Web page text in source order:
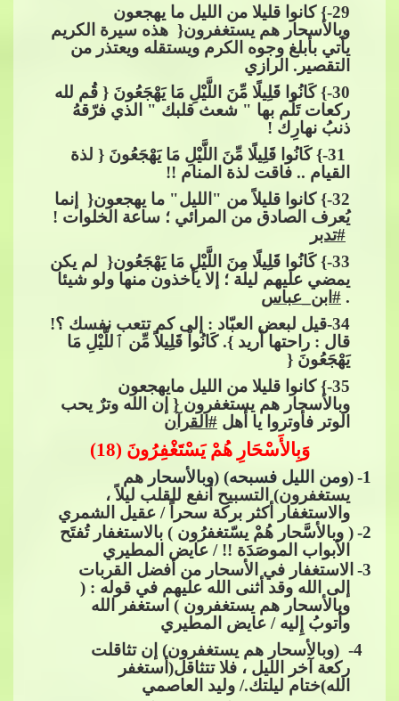
29-} كانوا قليلا من الليل ما يهجعون
وبالأسحار هم يستغفرون{ ​​ هذه سيرة الكريم
يأتي بأبلغ وجوه الكرم ويستقله ويعتذر من
التقصير. الرازي
30-} كَانُوا قَلِيلًا مِّنَ اللَّيْلِ مَا يَهْجَعُونَ { قُم لله
ركعات تَلُم بها " شعث قلبك " الذي فرّقهُ
ذنبُ نهارِك !
​​ 31-} كَانُوا قَلِيلًا مِّنَ اللَّيْلِ مَا يَهْجَعُونَ { لذة
القيام .. فاقت لذة المنام !!
32-} كانوا قليلاً​​ من "الليل" ما يهجعون{ ​​ إنما
يُعرف الصادق من المرائي ؛ ساعة الخلوات !​​
#تدبر
33-} كَانُوا قَلِيلًا مِنَ اللَّيْلِ مَا يَهْجَعُون{ ​​ لم يكن
يمضي عليهم ليلة ؛ إلا يأخذون منها ولو شيئا
.​​ #ابن_عباس
34-قيل لبعض العبّاد : إلى كم تتعب نفسك ؟!
قال : راحتها أريد }. كَانُواْ قَلِيلاً مِّن​​ ٱللَّيْلِ مَا
يَهْجَعُونَ {
35-} كانوا قليلا من الليل مايهجعون
وبالأسحار هم يستغفرون { إن الله وترٌ يحب
الوتر فأوتروا يا أهل​​ #القرآن
وَبِالأَسْحَارِ هُمْ يَسْتَغْفِرُونَ (18)
1
-(ومن الليل فسبحه) (وبالأسحار هم
يستغفرون) التسبيح أنفع للقلب ليلاً ،
والاستغفار أكثر بركة سحراً / عقيل الشمري
2
-( وبالأسَّحار هُمْ يسّتغفرُون ) بالاستغفار تُفتَح
الأبواب الموصَدَة !! / عايض المطيري
3
- الاستغفار في الأسحار من أفضل القربات
إلى الله وقد أثنى الله عليهم في قوله : (
وبالأسحار هم يستغفرون ) استغفر الله
وأتوبُ إِليه / عايض المطيري
(وبالأسحار هم يستغفرون) إن تثاقلت
ركعة آخر الليل ، فلا تتثاقل(أستغفر
الله)ختام ليلتك./ وليد العاصمي